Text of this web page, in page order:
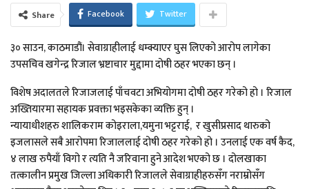
Share Facebook Twitter
३० साउन, काठमाडौं। सेवाग्राहीलाई धम्क्याएर घुस लिएको आरोप लागेका
उपसचिव खगेन्द्र रिजाल भ्रष्टाचार मुद्दामा दोषी ठहर भएका छन् ।
विशेष अदालतले रिजाजलाई पाँचवटा अभियोगमा दोषी ठहर गरेको हो । रिजाल
अख्तियारमा सहायक प्रवक्ता भइसकेका व्यक्ति हुन् ।
न्यायाधीशहरु शालिकराम कोइराला,यमुना भट्टराई, र खुसीप्रसाद थारुको
इजलासले सबै आरोपमा रिजाललाई दोषी ठहर गरेको हो । उनलाई एक वर्ष कैद,
४ लाख रुपैयाँ विगो र त्यति नै जरिवाना हुने आदेश भएको छ । दोलखाका
तत्कालीन प्रमुख जिल्ला अधिकारी रिजालले सेवाग्राहीहरुसँग नराम्रोसँग